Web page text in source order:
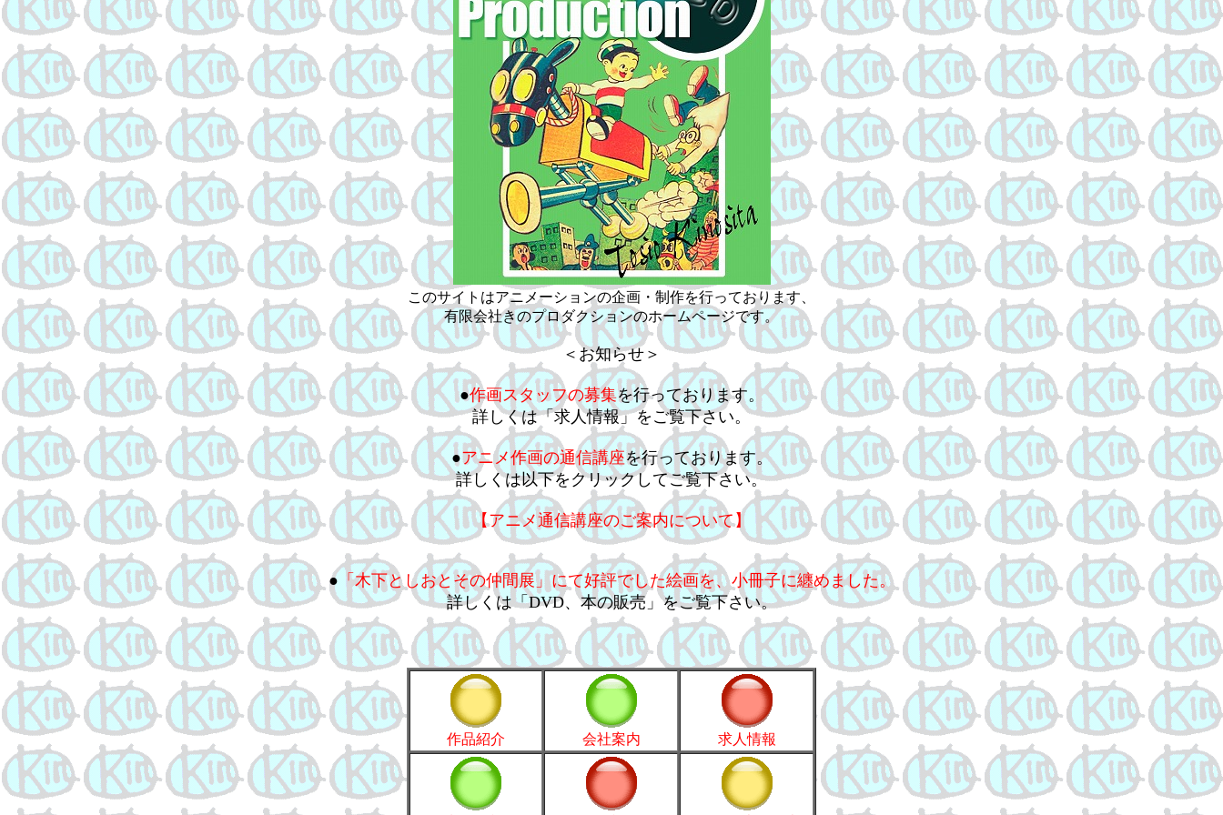
このサイトはアニメーションの企画・制作を行っております、
有限会社きのプロダクションのホームページです。
＜お知らせ＞
●作画スタッフの募集を行っております。
詳しくは「求人情報」をご覧下さい。
●アニメ作画の通信講座を行っております。
詳しくは以下をクリックしてご覧下さい。
【アニメ通信講座のご案内について】
● 「木下としおとその仲間展」にて好評でした絵画を、小冊子に纏めました。
詳しくは「DVD、本の販売」をご覧下さい。
作品紹介 会社案内 求人情報